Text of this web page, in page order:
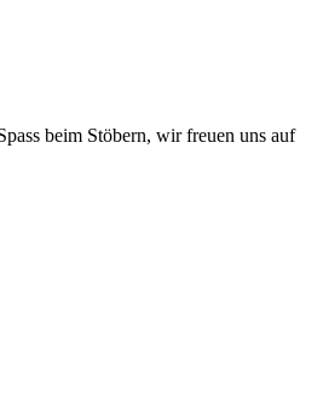
beim Stöbern, wir freuen uns auf